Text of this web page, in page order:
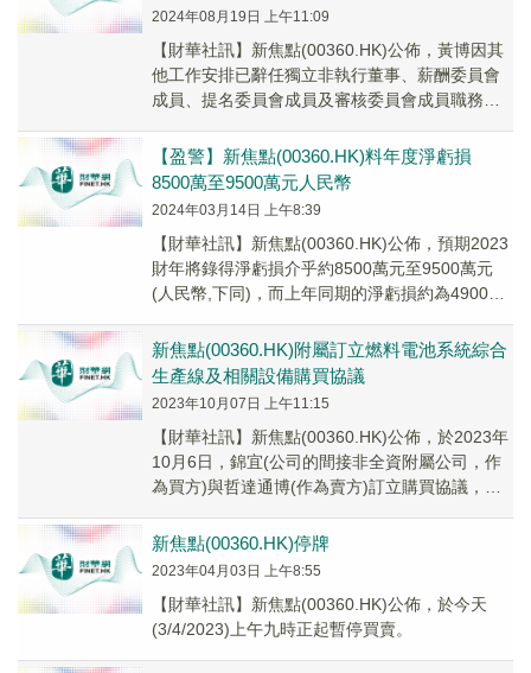
2024年08月19日 上午11:09
【財華社訊】新焦點(00360.HK)公佈，黃博因其
他工作安排已辭任獨立非執行董事、薪酬委員會
成員、提名委員會成員及審核委員會成員職務，
【盈警】新焦點(00360.HK)料年度淨虧損
8500萬至9500萬元人民幣
2024年03月14日 上午8:39
【財華社訊】新焦點(00360.HK)公佈，預期2023
財年將錄得淨虧損介乎約8500萬元至9500萬元
(人民幣,下同)，而上年同期的淨虧損約為4900萬
新焦點(00360.HK)附屬訂立燃料電池系統綜合
生產線及相關設備購買協議
2023年10月07日 上午11:15
【財華社訊】新焦點(00360.HK)公佈，於2023年
10月6日，錦宜(公司的間接非全資附屬公司，作
為買方)與哲達通博(作為賣方)訂立購買協議，內
新焦點(00360.HK)停牌
2023年04月03日 上午8:55
【財華社訊】新焦點(00360.HK)公佈，於今天
(3/4/2023)上午九時正起暫停買賣。